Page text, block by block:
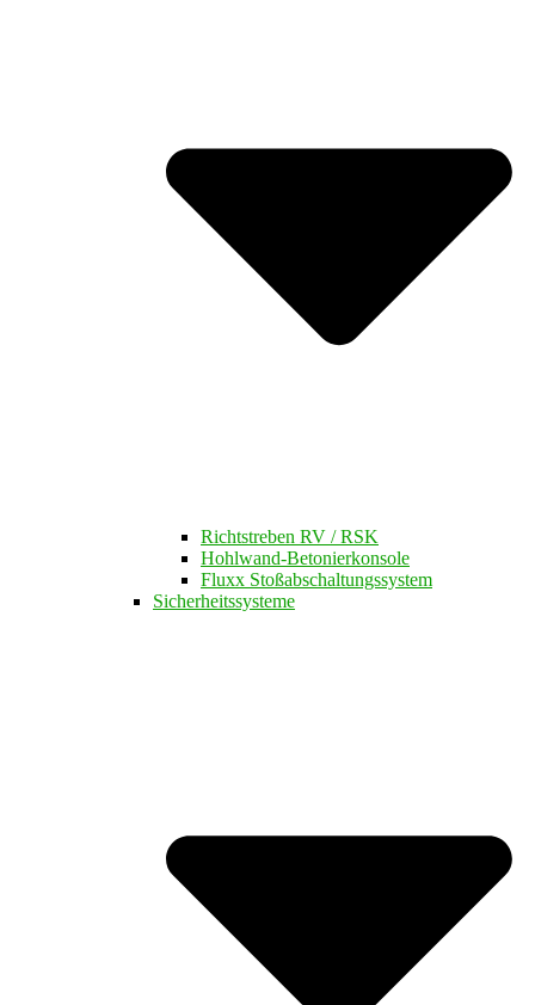
Richtstreben RV / RSK
Hohlwand-Betonierkonsole
Fluxx Stoßabschaltungssystem
Sicherheitssysteme